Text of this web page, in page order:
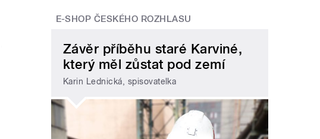
E-SHOP ČESKÉHO ROZHLASU
Závěr příběhu staré Karviné,
který měl zůstat pod zemí
Karin Lednická, spisovatelka